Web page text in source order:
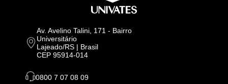
Av. Avelino Talini, 171 - Bairro
Universitário
Lajeado/RS | Brasil
CEP 95914-014
0800 7 07 08 09